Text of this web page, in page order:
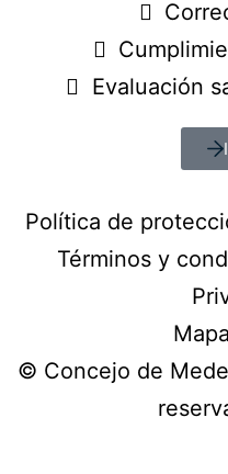
Evaluación
Política de
Términos y
© Concejo de